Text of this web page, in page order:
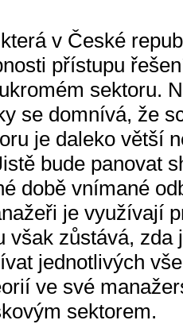
v České
přístupu
sektoru.
se domnívá, že
je daleko větší
bude panovat
době vnímané
je využívají
však zůstává,
jednotlivých
ve své
sektorem.